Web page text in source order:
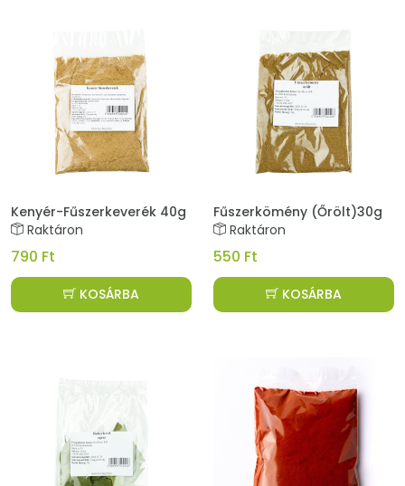
Kenyér-Fűszerkeverék 40g
Raktáron
790 Ft
KOSÁRBA
Fűszerkömény (Őrölt)30g
Raktáron
550 Ft
KOSÁRBA